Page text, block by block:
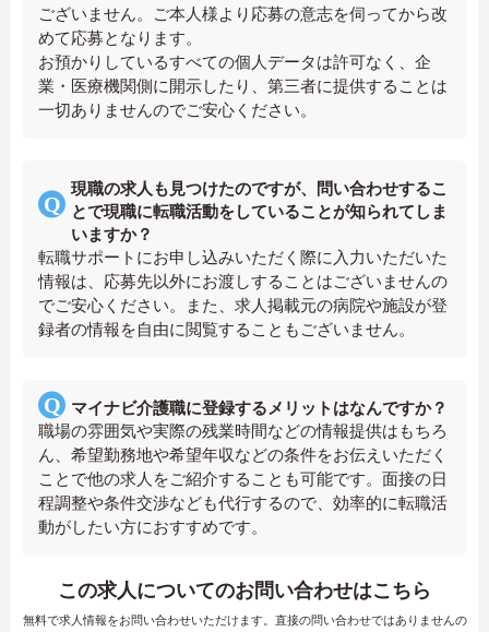
ございません。ご本人様より応募の意志を伺ってから改
めて応募となります。
お預かりしているすべての個人データは許可なく、企
業・医療機関側に開示したり、第三者に提供することは
一切ありませんのでご安心ください。
現職の求人も見つけたのですが、問い合わせするこ
とで現職に転職活動をしていることが知られてしま
いますか？
転職サポートにお申し込みいただく際に入力いただいた
情報は、応募先以外にお渡しすることはございませんの
でご安心ください。また、求人掲載元の病院や施設が登
録者の情報を自由に閲覧することもございません。
マイナビ介護職に登録するメリットはなんですか？
職場の雰囲気や実際の残業時間などの情報提供はもちろ
ん、希望勤務地や希望年収などの条件をお伝えいただく
ことで他の求人をご紹介することも可能です。面接の日
程調整や条件交渉なども代行するので、効率的に転職活
動がしたい方におすすめです。
この求人についてのお問い合わせはこちら
無料で求人情報をお問い合わせいただけます。直接の問い合わせではありませんの